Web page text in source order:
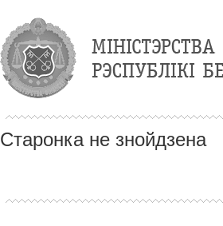
Старонка не знойдзена